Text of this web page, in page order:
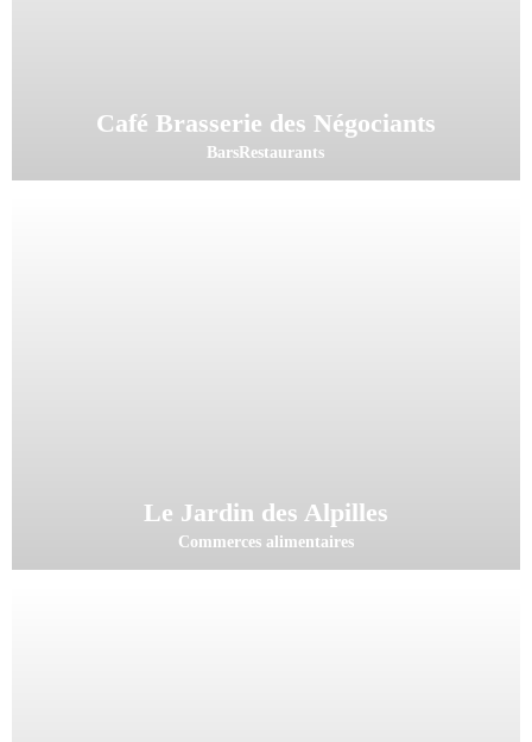
Café Brasserie des Négociants
Bars Restaurants
Le Jardin des Alpilles
Commerces alimentaires